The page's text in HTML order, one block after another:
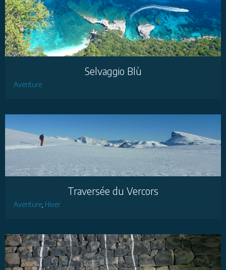
Selvaggio Blù
Aventure
Traversée du Vercors
Aventure, Hiver